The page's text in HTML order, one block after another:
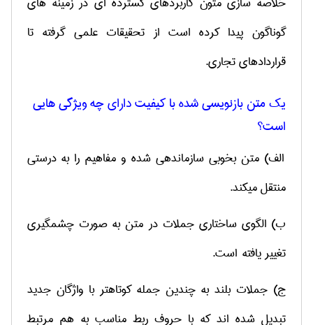
گوناگون پیدا کرده است از تحقیقات علمی گرفته تا
قراردادهای تجاری.
یک متن بازنویسی شده با کیفیت دارای چه ویژگی­ هایی
است؟
الف) متن بخوبی سازمان­دهی شده و مفاهیم را به درستی
منتقل می­کند.
ب) الگوی ساختاری جملات در متن به صورت چشمگیری
تغییر یافته است.
ج) جملات بلند به چندین جمله کوتاهتر با واژگان جدید
تبدیل شده­ اند که با حروف ربط مناسب به هم مرتبط